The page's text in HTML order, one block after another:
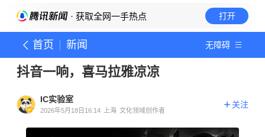
· 获取全网一手热点 打开
首页 新闻 无障碍
抖音一响，喜马拉雅凉凉
IC实验室
2026年5月18日16:14 上海 文化领域创作者
关注